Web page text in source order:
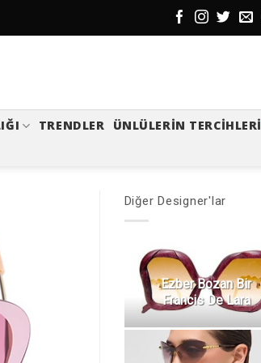
TRENDLER ÜNLÜLERIN TERCIHLERI
Diğer Designer'lar
Ezber Bozan Bir
Francis De Lara